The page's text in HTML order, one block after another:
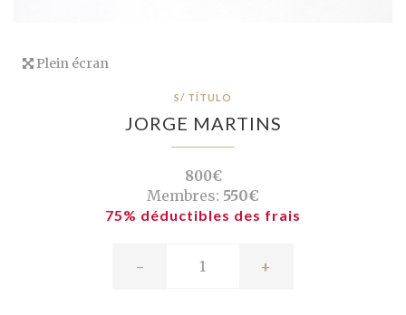
Plein écran
S/ TÍTULO
JORGE MARTINS
800€
Membres: 550€
75% déductibles des frais
- +